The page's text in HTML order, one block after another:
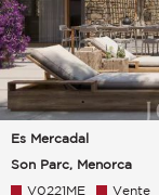
Es Mercadal
Son Parc, Menorca
V0221ME Vente